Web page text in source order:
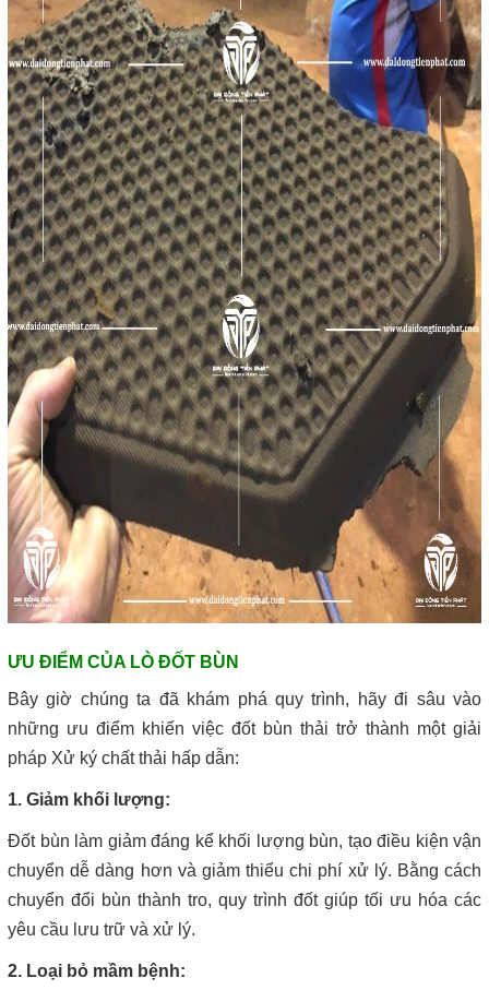
ƯU ĐIỂM CỦA LÒ ĐỐT BÙN
Bây giờ chúng ta đã khám phá quy trình, hãy đi sâu vào
những ưu điểm khiến việc đốt bùn thải trở thành một giải
pháp Xử ký chất thải hấp dẫn:
1. Giảm khối lượng:
Đốt bùn làm giảm đáng kể khối lượng bùn, tạo điều kiện vận
chuyển dễ dàng hơn và giảm thiểu chi phí xử lý. Bằng cách
chuyển đổi bùn thành tro, quy trình đốt giúp tối ưu hóa các
yêu cầu lưu trữ và xử lý.
2. Loại bỏ mầm bệnh: